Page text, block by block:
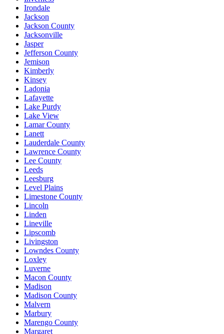
Irondale
Jackson
Jackson County
Jacksonville
Jasper
Jefferson County
Jemison
Kimberly
Kinsey
Ladonia
Lafayette
Lake Purdy
Lake View
Lamar County
Lanett
Lauderdale County
Lawrence County
Lee County
Leeds
Leesburg
Level Plains
Limestone County
Lincoln
Linden
Lineville
Lipscomb
Livingston
Lowndes County
Loxley
Luverne
Macon County
Madison
Madison County
Malvern
Marbury
Marengo County
Margaret